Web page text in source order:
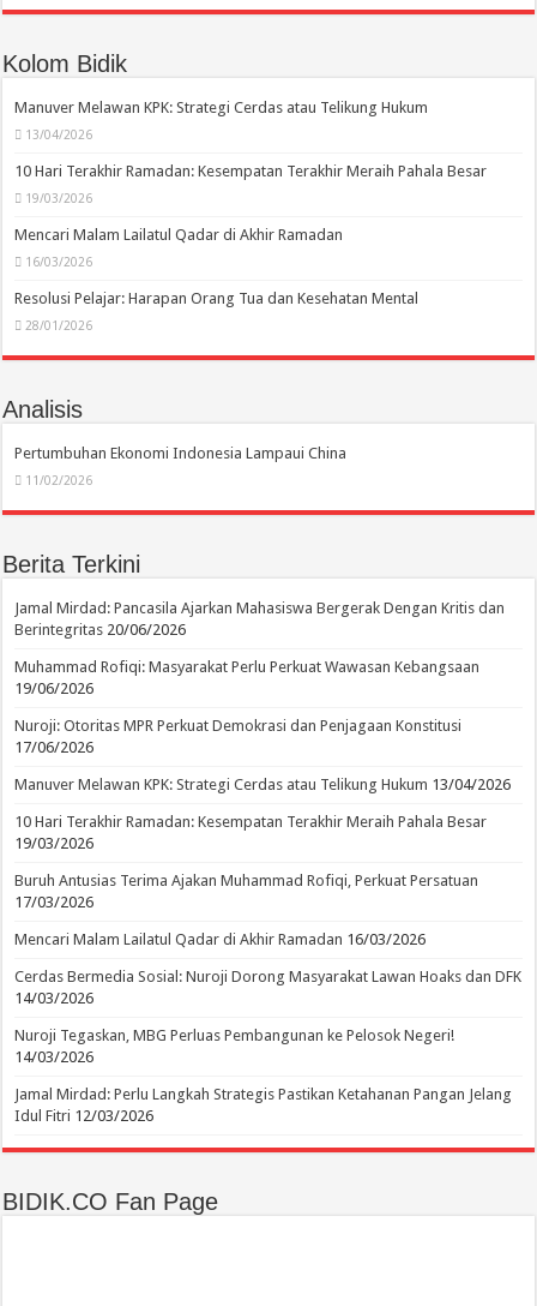
Kolom Bidik
Manuver Melawan KPK: Strategi Cerdas atau Telikung Hukum
13/04/2026
10 Hari Terakhir Ramadan: Kesempatan Terakhir Meraih Pahala Besar
19/03/2026
Mencari Malam Lailatul Qadar di Akhir Ramadan
16/03/2026
Resolusi Pelajar: Harapan Orang Tua dan Kesehatan Mental
28/01/2026
Analisis
Pertumbuhan Ekonomi Indonesia Lampaui China
11/02/2026
Berita Terkini
Jamal Mirdad: Pancasila Ajarkan Mahasiswa Bergerak Dengan Kritis dan
Berintegritas 20/06/2026
Muhammad Rofiqi: Masyarakat Perlu Perkuat Wawasan Kebangsaan
19/06/2026
Nuroji: Otoritas MPR Perkuat Demokrasi dan Penjagaan Konstitusi
17/06/2026
Manuver Melawan KPK: Strategi Cerdas atau Telikung Hukum 13/04/2026
10 Hari Terakhir Ramadan: Kesempatan Terakhir Meraih Pahala Besar
19/03/2026
Buruh Antusias Terima Ajakan Muhammad Rofiqi, Perkuat Persatuan
17/03/2026
Mencari Malam Lailatul Qadar di Akhir Ramadan 16/03/2026
Cerdas Bermedia Sosial: Nuroji Dorong Masyarakat Lawan Hoaks dan DFK
14/03/2026
Nuroji Tegaskan, MBG Perluas Pembangunan ke Pelosok Negeri!
14/03/2026
Jamal Mirdad: Perlu Langkah Strategis Pastikan Ketahanan Pangan Jelang
Idul Fitri 12/03/2026
BIDIK.CO Fan Page